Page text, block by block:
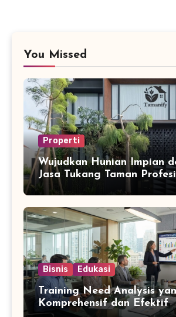
You Missed
Properti
Wujudkan Hunian Impian
Jasa Tukang Taman
Bisnis Edukasi
Training Need Analysis
Komprehensif dan Efektif